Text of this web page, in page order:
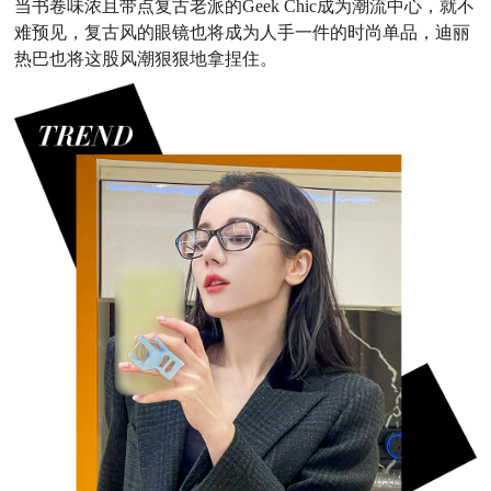
当书卷味浓且带点复古老派的Geek Chic成为潮流中心，就不
难预见，复古风的眼镜也将成为人手一件的时尚单品，迪丽
热巴也将这股风潮狠狠地拿捏住。